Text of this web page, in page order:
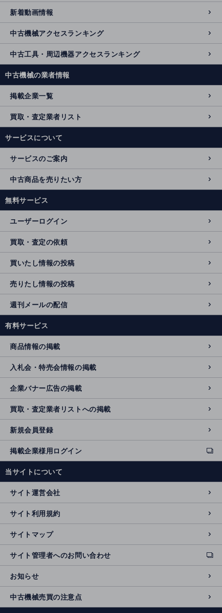
新着動画情報
中古機械アクセスランキング
中古工具・周辺機器アクセスランキング
中古機械の業者情報
掲載企業一覧
買取・査定業者リスト
サービスについて
サービスのご案内
中古商品を売りたい方
無料サービス
ユーザーログイン
買取・査定の依頼
買いたし情報の投稿
売りたし情報の投稿
週刊メールの配信
有料サービス
商品情報の掲載
入札会・特売会情報の掲載
企業バナー広告の掲載
買取・査定業者リストへの掲載
新規会員登録
掲載企業様用ログイン
ext
e
n
al
si
t
e
当サイトについて
サイト運営会社
サイト利用規約
サイトマップ
サイト管理者へのお問い合わせ
ext
e
r
n
al
si
お知らせ
中古機械売買の注意点